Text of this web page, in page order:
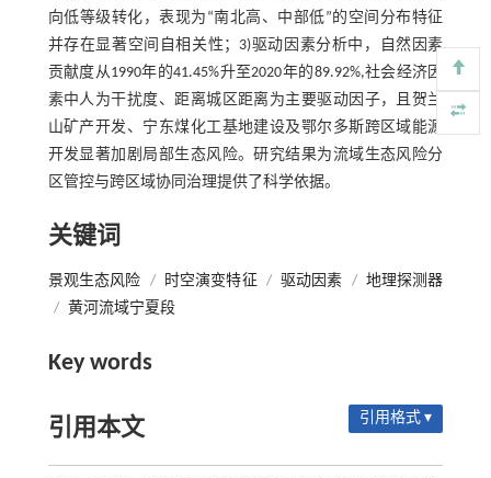
向低等级转化，表现为“南北高、中部低”的空间分布特征
并存在显著空间自相关性；3)驱动因素分析中，自然因素
贡献度从1990年的41.45%升至2020年的89.92%,社会经济因
素中人为干扰度、距离城区距离为主要驱动因子，且贺兰
山矿产开发、宁东煤化工基地建设及鄂尔多斯跨区域能源
开发显著加剧局部生态风险。研究结果为流域生态风险分
区管控与跨区域协同治理提供了科学依据。
关键词
景观生态风险 / 时空演变特征 / 驱动因素 / 地理探测器
/ 黄河流域宁夏段
Key words
引用本文 引用格式 ▾